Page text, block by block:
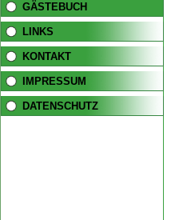
GÄSTEBUCH
LINKS
KONTAKT
IMPRESSUM
DATENSCHUTZ